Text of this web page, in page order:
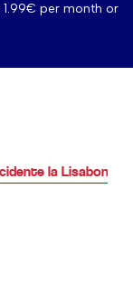
per month or
la Lisabona